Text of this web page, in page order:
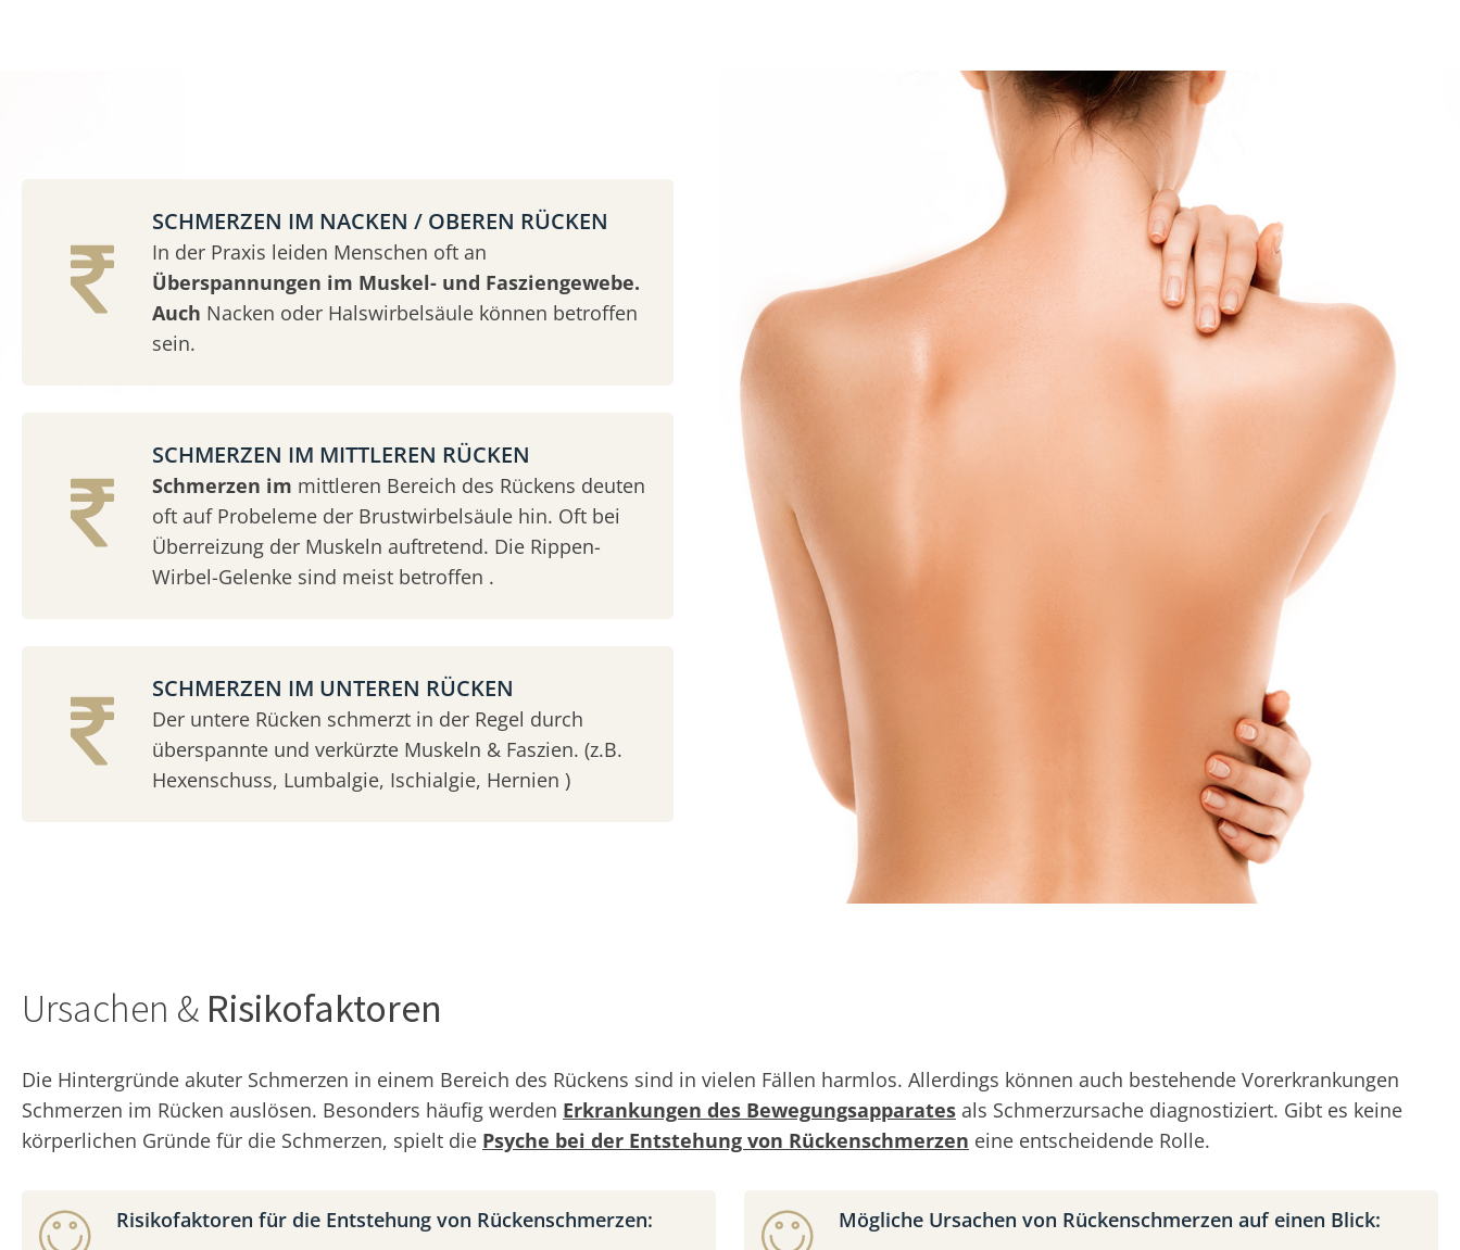
SCHMERZEN IM NACKEN / OBEREN RÜCKEN
In der Praxis leiden Menschen oft an
Überspannungen im Muskel- und Fasziengewebe.
Auch Nacken oder Halswirbelsäule können betroffen
sein.
SCHMERZEN IM MITTLEREN RÜCKEN
Schmerzen im mittleren Bereich des Rückens deuten
oft auf Probeleme der Brustwirbelsäule hin. Oft bei
Überreizung der Muskeln auftretend. Die Rippen-
Wirbel-Gelenke sind meist betroffen .
SCHMERZEN IM UNTEREN RÜCKEN
Der untere Rücken schmerzt in der Regel durch
überspannte und verkürzte Muskeln & Faszien. (z.B.
Hexenschuss, Lumbalgie, Ischialgie, Hernien )
Ursachen & Risikofaktoren
Die Hintergründe akuter Schmerzen in einem Bereich des Rückens sind in vielen Fällen harmlos. Allerdings können auch bestehende Vorerkrankungen
Schmerzen im Rücken auslösen. Besonders häufig werden Erkrankungen des Bewegungsapparates als Schmerzursache diagnostiziert. Gibt es keine
körperlichen Gründe für die Schmerzen, spielt die Psyche bei der Entstehung von Rückenschmerzen eine entscheidende Rolle.
Risikofaktoren für die Entstehung von Rückenschmerzen: Mögliche Ursachen von Rückenschmerzen auf einen Blick: